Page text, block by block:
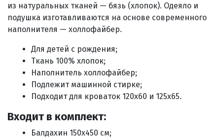
из натуральных тканей — бязь (хлопок). Одеяло и
подушка изготавливаются на основе современного
наполнителя — холлофайбер.
Для детей с рождения;
Ткань 100% хлопок;
Наполнитель холлофайбер;
Подлежит машинной стирке;
Подходит для кроваток 120х60 и 125х65.
Входит в комплект:
Балдахин 150х450 см;